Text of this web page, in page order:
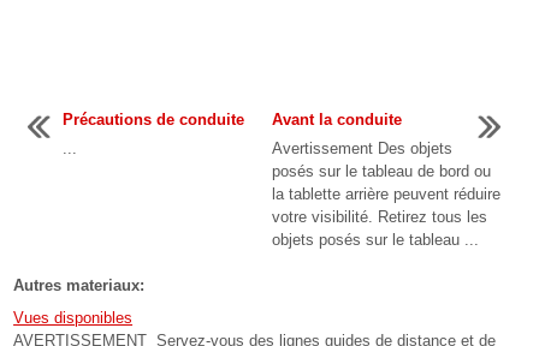
Précautions de conduite
Avant la conduite
Avertissement Des objets
posés sur le tableau de bord ou
la tablette arrière peuvent réduire
votre visibilité. Retirez tous les
objets posés sur le tableau ...
Autres materiaux:
Vues disponibles
AVERTISSEMENT Servez-vous des lignes guides de distance et de